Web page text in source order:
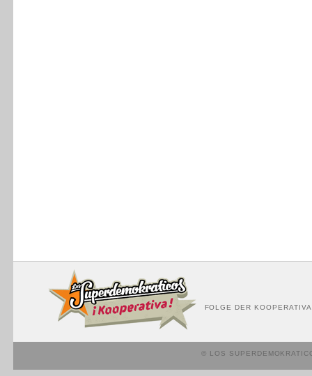
FOLGE DER
© LOS